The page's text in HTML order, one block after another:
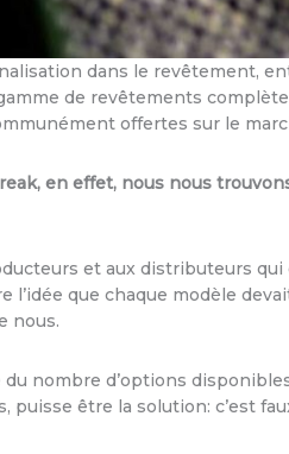
dans le revêtement,
de revêtements
offertes sur le
en effet, nous nous
et aux distributeurs
l’idée que chaque modèle
nous.
nombre d’options
puisse être la solution: c’est